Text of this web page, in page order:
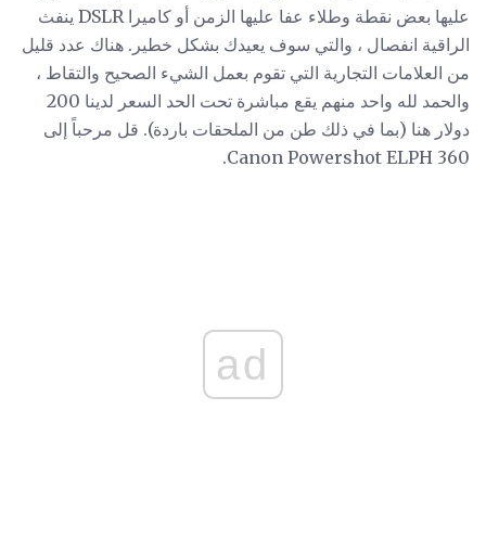
عليها بعض نقطة وطلاء عفا عليها الزمن أو كاميرا DSLR ينفث
الراقية انفصال ، والتي سوف يعيدك بشكل خطير. هناك عدد قليل
من العلامات التجارية التي تقوم بعمل الشيء الصحيح والتقاط ،
والحمد لله واحد منهم يقع مباشرة تحت الحد السعر لدينا 200
دولار هنا (بما في ذلك طن من الملحقات باردة). قل مرحباً إلى
Canon Powershot ELPH 360.
ad